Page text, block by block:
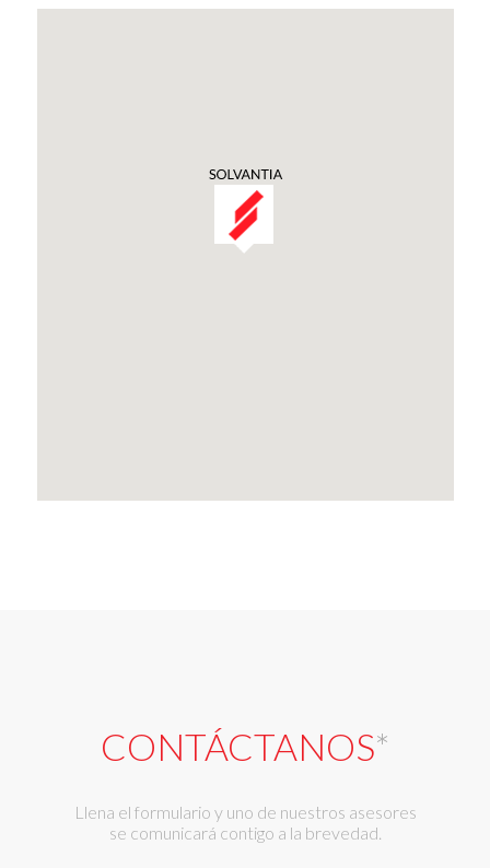
CONTÁCTANOS*
Llena el formulario y uno de nuestros asesores
se comunicará contigo a la brevedad.